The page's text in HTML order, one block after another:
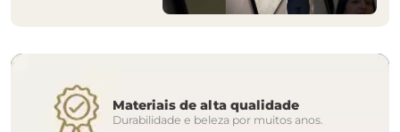
Materiais de alta qualidade
Durabilidade e beleza por muitos anos.